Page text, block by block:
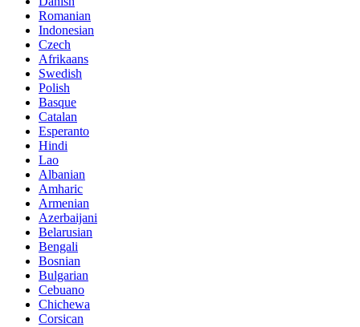
Romanian
Indonesian
Czech
Afrikaans
Swedish
Polish
Basque
Catalan
Esperanto
Hindi
Lao
Albanian
Amharic
Armenian
Azerbaijani
Belarusian
Bengali
Bosnian
Bulgarian
Cebuano
Chichewa
Corsican